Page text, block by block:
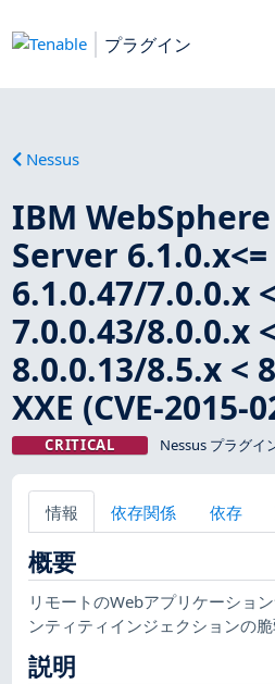
プラグイン
Nessus
IBM
Server 6.1.0.x<=
6.1.0.47/7.0.0.x <
7.0.0.43/8.0.0.x <
8.0.0.13/8.5.x <
XXE (CVE-2015-
CRITICAL Nessus プラグイ
情報 依存関係 依存
概要
リモートのWebアプリケーショ
ンティティインジェクションの
説明